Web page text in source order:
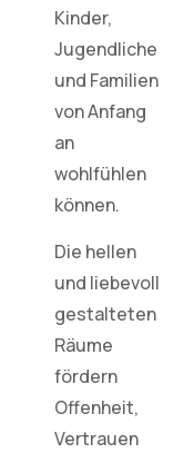
Kinder,
Jugendliche
und Familien
von Anfang
an
wohlfühlen
können.
Die hellen
und liebevoll
gestalteten
Räume
fördern
Offenheit,
Vertrauen